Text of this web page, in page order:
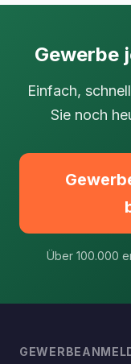
Gewerbe
Einfach,
Sie noch
Über 100.000